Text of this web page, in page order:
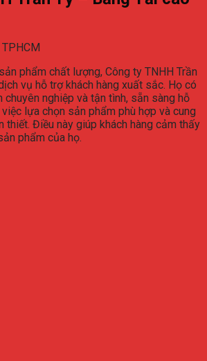
phẩm chất lượng, Công ty TNHH Trần
vụ hỗ trợ khách hàng xuất sắc. Họ có
nghiệp và tận tình, sẵn sàng hỗ
lựa chọn sản phẩm phù hợp và cung
thiết. Điều này giúp khách hàng cảm thấy
phẩm của họ.